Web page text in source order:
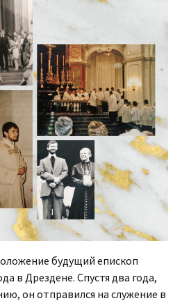
будущий епископ
в Дрездене. Спустя два года,
он отправился на служение в